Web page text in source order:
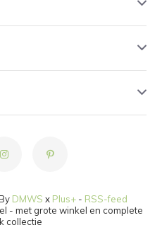
DMWS x Plus+ - RSS-feed
- met grote winkel en complete
collectie